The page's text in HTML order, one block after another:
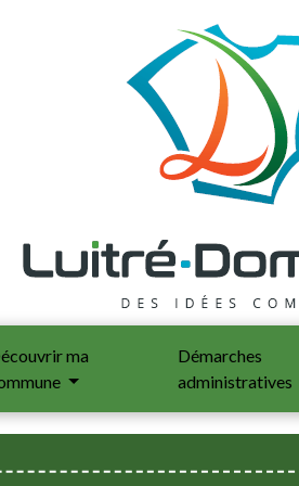
ma
Démarches
administratives